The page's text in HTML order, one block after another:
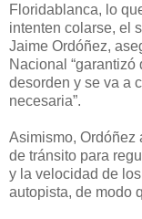
Floridablanca, lo
intenten colarse, el
Jaime Ordóñez,
Nacional
desorden y se va a
necesaria”.
Asimismo, Ordóñez
de tránsito para
y la velocidad de
autopista, de modo